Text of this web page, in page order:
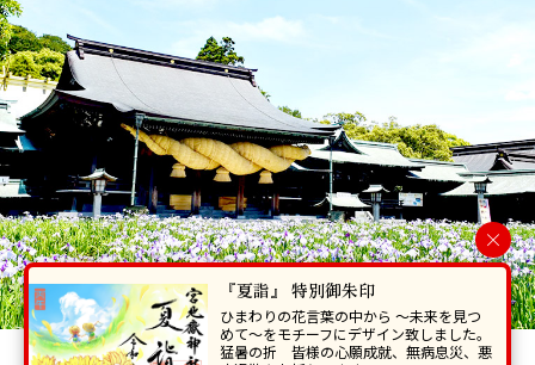
当ホームページで掲載の写真・イラスト等を無断で転写･複製することを
×
『夏詣』 特別御朱印
ひまわりの花言葉の中から 〜未来を見つ
めて〜をモチーフにデザイン致しました。
猛暑の折 皆様の心願成就、無病息災、悪